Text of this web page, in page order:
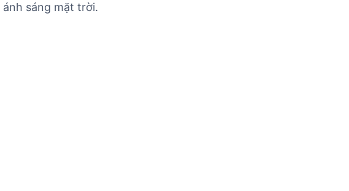
sáng mặt trời.